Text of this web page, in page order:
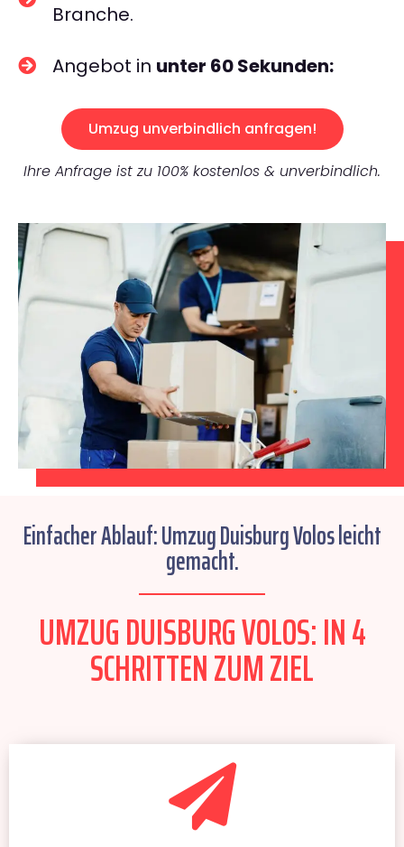
Branche.
Angebot in unter 60 Sekunden:
Umzug unverbindlich anfragen!
Ihre Anfrage ist zu 100% kostenlos & unverbindlich.
Einfacher Ablauf: Umzug Duisburg Volos leicht
gemacht.
UMZUG DUISBURG VOLOS: IN 4
SCHRITTEN ZUM ZIEL